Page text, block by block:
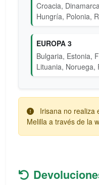
Croacia,
Hungría, Polonia,
EUROPA 3
Bulgaria, Estonia,
Lituania, Noruega,
Irisana no realiza
Melilla a través de la